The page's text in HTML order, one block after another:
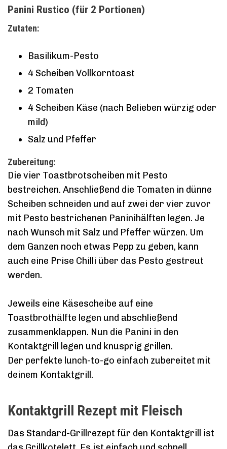
Panini Rustico (für 2 Portionen)
Zutaten:
Basilikum-Pesto
4 Scheiben Vollkorntoast
2 Tomaten
4 Scheiben Käse (nach Belieben würzig oder
mild)
Salz und Pfeffer
Zubereitung:
Die vier Toastbrotscheiben mit Pesto
bestreichen. Anschließend die Tomaten in dünne
Scheiben schneiden und auf zwei der vier zuvor
mit Pesto bestrichenen Paninihälften legen. Je
nach Wunsch mit Salz und Pfeffer würzen. Um
dem Ganzen noch etwas Pepp zu geben, kann
auch eine Prise Chilli über das Pesto gestreut
werden.
Jeweils eine Käsescheibe auf eine
Toastbrothälfte legen und abschließend
zusammenklappen. Nun die Panini in den
Kontaktgrill legen und knusprig grillen.
Der perfekte lunch-to-go einfach zubereitet mit
deinem Kontaktgrill.
Kontaktgrill Rezept mit Fleisch
Das Standard-Grillrezept für den Kontaktgrill ist